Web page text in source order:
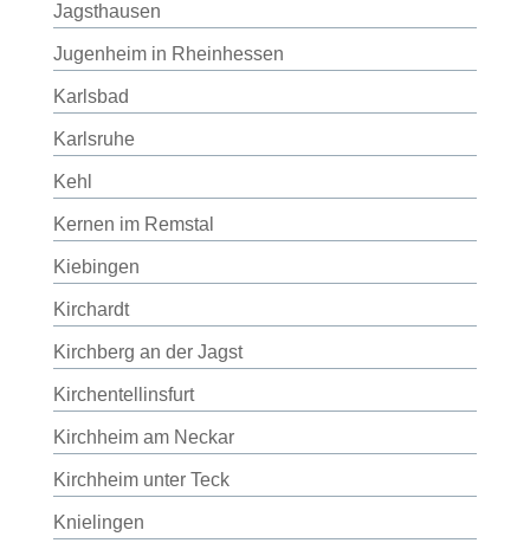
Jagsthausen
Jugenheim in Rheinhessen
Karlsbad
Karlsruhe
Kehl
Kernen im Remstal
Kiebingen
Kirchardt
Kirchberg an der Jagst
Kirchentellinsfurt
Kirchheim am Neckar
Kirchheim unter Teck
Knielingen